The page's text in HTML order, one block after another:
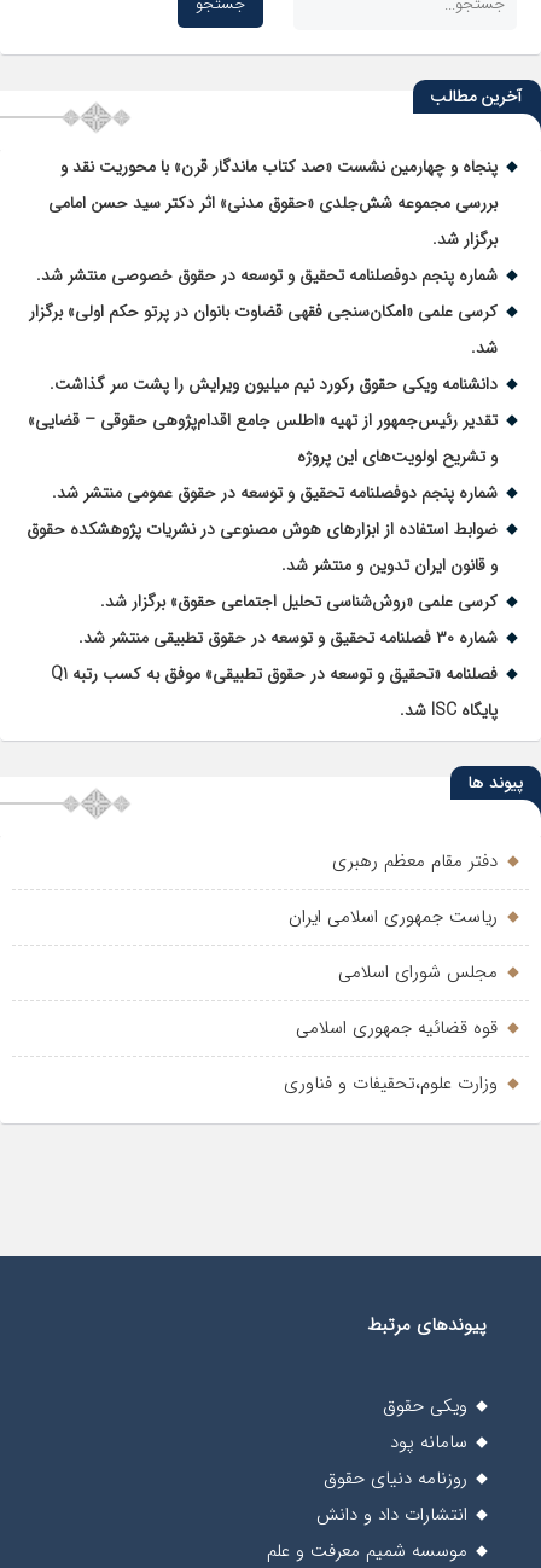
آخرین مطالب
پنجاه و چهارمین نشست «صد کتاب ماندگار قرن» با محوریت نقد و
بررسی مجموعه شش‌جلدی «حقوق مدنی» اثر دکتر سید حسن امامی
برگزار شد.
شماره پنجم دوفصلنامه تحقیق و توسعه در حقوق خصوصی منتشر شد.
کرسی علمی «امکان‌سنجی فقهی قضاوت بانوان در پرتو حکم اولی» برگزار
شد.
دانشنامه ویکی حقوق رکورد نیم میلیون ویرایش را پشت سر گذاشت.
تقدیر رئیس‌جمهور از تهیه «اطلس جامع اقدام‌پژوهی حقوقی – قضایی»
و تشریح اولویت‌های این پروژه
شماره پنجم دوفصلنامه تحقیق و توسعه در حقوق عمومی منتشر شد.
ضوابط استفاده از ابزارهای هوش مصنوعی در نشریات پژوهشکده حقوق
و قانون ایران تدوین و منتشر شد.
کرسی علمی «روش‌شناسی تحلیل اجتماعی حقوق» برگزار شد.
شماره ۳۰ فصلنامه تحقیق و توسعه در حقوق تطبیقی منتشر شد.
فصلنامه «تحقیق و توسعه در حقوق تطبیقی» موفق به کسب رتبه Q1
پایگاه ISC شد.
پیوند ها
دفتر مقام معظم رهبری
ریاست جمهوری اسلامی ایران
مجلس شورای اسلامی
قوه قضائیه جمهوری اسلامی
وزارت علوم،تحقیفات و فناوری
پیوندهای مرتبط
ویکی حقوق
سامانه پود
روزنامه دنیای حقوق
انتشارات داد و دانش
موسسه شمیم معرفت و علم